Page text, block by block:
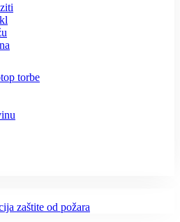
torbe
zaštite od požara